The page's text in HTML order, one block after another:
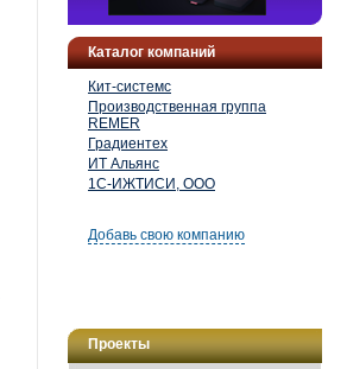
Каталог компаний
Кит-системс
Производственная группа
REMER
Градиентех
ИТ Альянс
1С-ИЖТИСИ, ООО
Добавь свою компанию
Проекты